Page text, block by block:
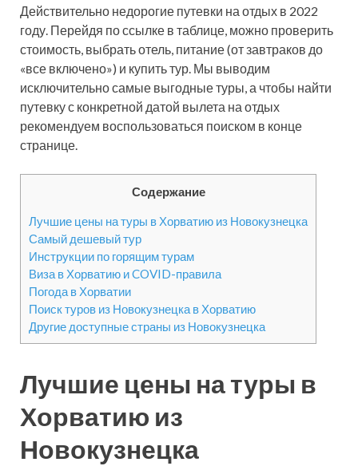
Действительно недорогие путевки на отдых в 2022
году. Перейдя по ссылке в таблице, можно проверить
стоимость, выбрать отель, питание (от завтраков до
«все включено») и купить тур. Мы выводим
исключительно самые выгодные туры, а чтобы найти
путевку с конкретной датой вылета на отдых
рекомендуем воспользоваться поиском в конце
странице.
Содержание
Лучшие цены на туры в Хорватию из Новокузнецка
Самый дешевый тур
Инструкции по горящим турам
Виза в Хорватию и COVID-правила
Погода в Хорватии
Поиск туров из Новокузнецка в Хорватию
Другие доступные страны из Новокузнецка
Лучшие цены на туры в
Хорватию из
Новокузнецка